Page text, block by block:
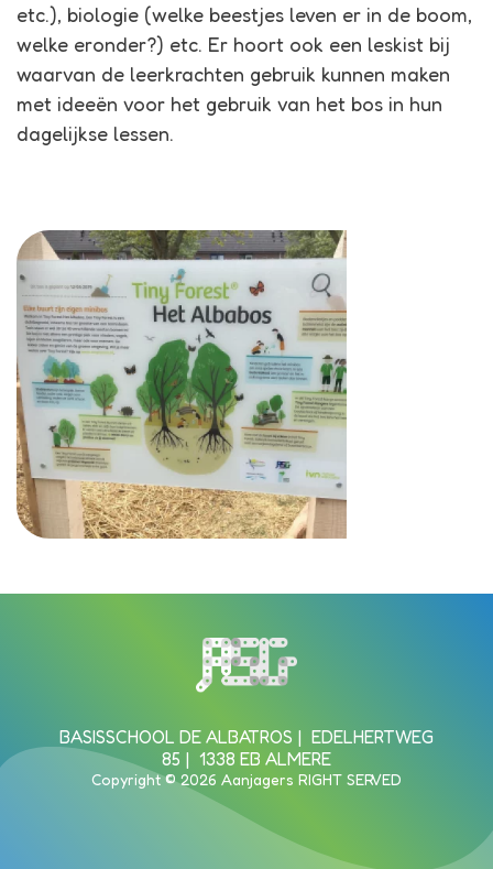
etc.), biologie (welke beestjes leven er in de boom,
welke eronder?) etc. Er hoort ook een leskist bij
waarvan de leerkrachten gebruik kunnen maken
met ideeën voor het gebruik van het bos in hun
dagelijkse lessen.
Bezoek de homepagina van de
BASISSCHOOL DE ALBATROS
EDELHERTWEG
85
1338 EB ALMERE
Copyright © 2026 Aanjagers RIGHT SERVED